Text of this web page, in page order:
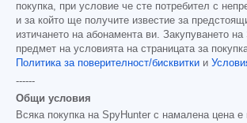
покупка, при условие че сте потребител с
и за който ще получите известие за
изтичането на абонамента ви. Закупуването
предмет на условията на страницата за
Политика за поверителност/бисквитки и
------
Общи условия
Всяка покупка на SpyHunter с намалена цена е